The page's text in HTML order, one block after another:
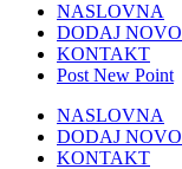
NASLOVNA
DODAJ
KONTAKT
Post New Point
NASLOVNA
DODAJ
KONTAKT